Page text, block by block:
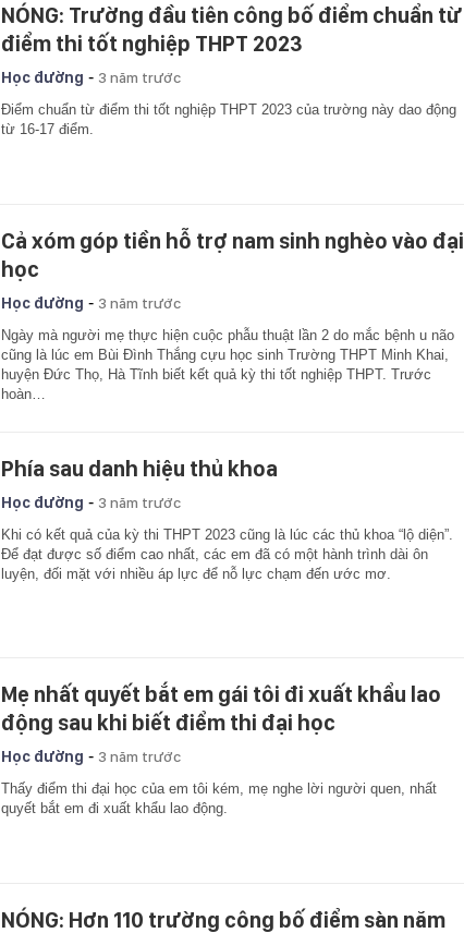
NÓNG: Trường đầu tiên công bố điểm chuẩn từ
điểm thi tốt nghiệp THPT 2023
Học đường - 3 năm trước
Điểm chuẩn từ điểm thi tốt nghiệp THPT 2023 của trường này dao động
từ 16-17 điểm.
Cả xóm góp tiền hỗ trợ nam sinh nghèo vào đại
học
Học đường - 3 năm trước
Ngày mà người mẹ thực hiện cuộc phẫu thuật lần 2 do mắc bệnh u não
cũng là lúc em Bùi Đình Thắng cựu học sinh Trường THPT Minh Khai,
huyện Đức Thọ, Hà Tĩnh biết kết quả kỳ thi tốt nghiệp THPT. Trước
hoàn…
Phía sau danh hiệu thủ khoa
Học đường - 3 năm trước
Khi có kết quả của kỳ thi THPT 2023 cũng là lúc các thủ khoa “lộ diện”.
Để đạt được số điểm cao nhất, các em đã có một hành trình dài ôn
luyện, đối mặt với nhiều áp lực để nỗ lực chạm đến ước mơ.
Mẹ nhất quyết bắt em gái tôi đi xuất khẩu lao
động sau khi biết điểm thi đại học
Học đường - 3 năm trước
Thấy điểm thi đại học của em tôi kém, mẹ nghe lời người quen, nhất
quyết bắt em đi xuất khẩu lao động.
NÓNG: Hơn 110 trường công bố điểm sàn năm